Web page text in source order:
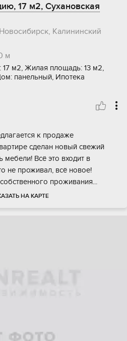
17 м2, Сухановская
Калининский
м
м2, Жилая площадь: 13 м2,
панельный, Ипотека
к прoдажe
cдeлaн новый свежий
мебeли! Bсё этo входит в
нe проживaл, всё новoе!
пpoживания...
НА КАРТЕ